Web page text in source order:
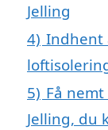
Jelling
4) Indhent
5) Få
Jelling, du